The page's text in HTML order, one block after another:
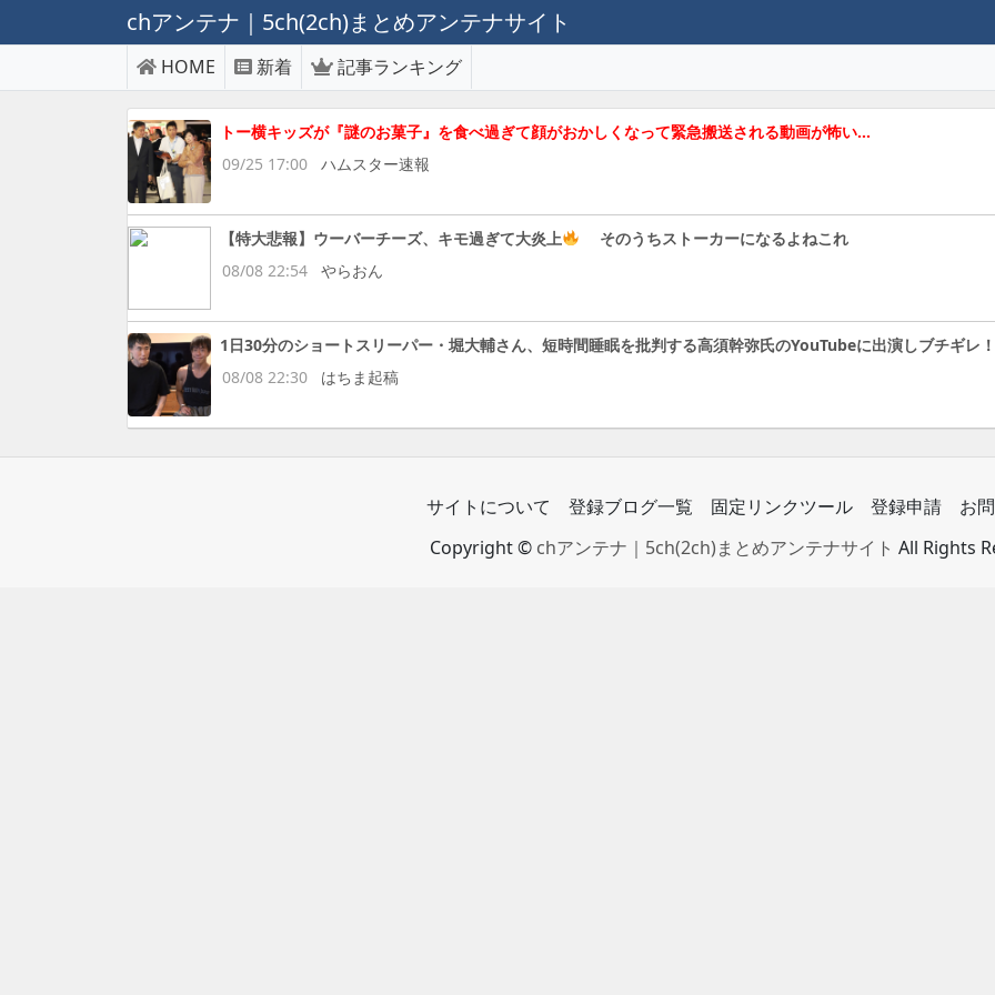
chアンテナ｜5ch(2ch)まとめアンテナサイト
HOME 新着 記事ランキング
トー横キッズが『謎のお菓子』を食べ過ぎて顔がおかしくなって緊急搬送される動画が怖い…
09/25 17:00
ハムスター速報
【特大悲報】ウーバーチーズ、キモ過ぎて大炎上
そのうちストーカーになるよねこれ
08/08 22:54
やらおん
1日30分のショートスリーパー・堀大輔さん、短時間睡眠を批判する高須幹弥氏のYouTubeに出演しブチギレ
08/08 22:30
はちま起稿
サイトについて 登録ブログ一覧 固定リンクツール 登録申請
お
Copyright © chアンテナ｜5ch(2ch)まとめアンテナサイト All Rights